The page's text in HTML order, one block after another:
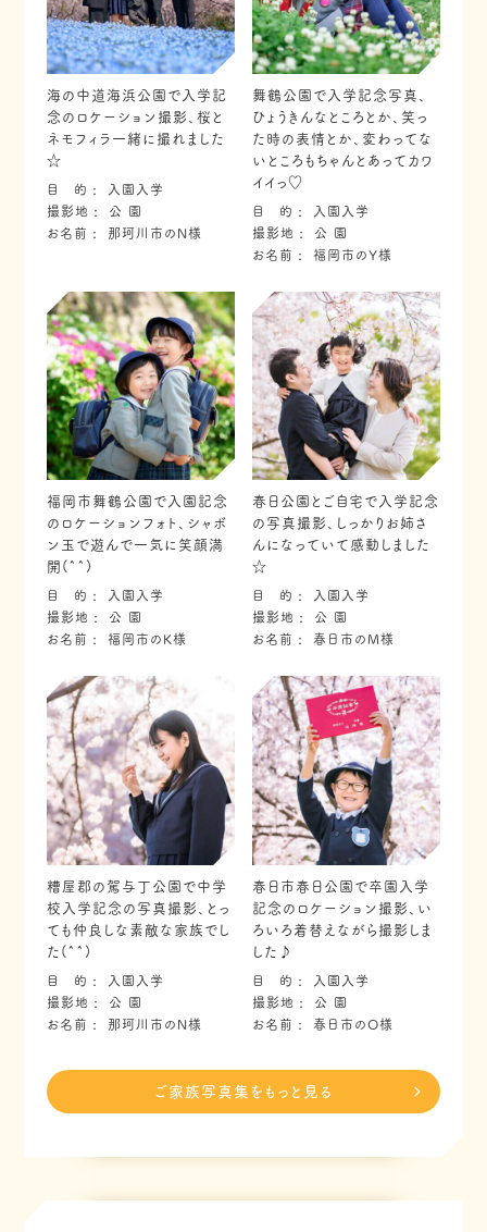
海の中道海浜公園で入学記
念のロケーション撮影、桜と
ネモフィラ一緒に撮れました
☆
目 的
入園入学
撮影地
公 園
お名前
那珂川市のN様
舞鶴公園で入学記念写真、
ひょうきんなところとか、笑っ
た時の表情とか、変わってな
いところもちゃんとあってカワ
イイっ♡
目 的
入園入学
撮影地
公 園
お名前
福岡市のY様
福岡市舞鶴公園で入園記念
のロケーションフォト、シャボ
ン玉で遊んで一気に笑顔満
開(^^)
目 的
入園入学
撮影地
公 園
お名前
福岡市のK様
春日公園とご自宅で入学記念
の写真撮影、しっかりお姉さ
んになっていて感動しました
☆
目 的
入園入学
撮影地
公 園
お名前
春日市のM様
糟屋郡の駕与丁公園で中学
校入学記念の写真撮影、とっ
ても仲良しな素敵な家族でし
た(^^)
目 的
入園入学
撮影地
公 園
お名前
那珂川市のN様
春日市春日公園で卒園入学
記念のロケーション撮影、い
ろいろ着替えながら撮影しま
した♪
目 的
入園入学
撮影地
公 園
お名前
春日市のO様
ご家族写真集をもっと見る